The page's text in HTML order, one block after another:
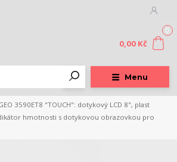
Menu
0
0,00 Kč
3590ET8 "TOUCH": dotykový LCD 8", plast
hmotnosti s dotykovou obrazovkou pro